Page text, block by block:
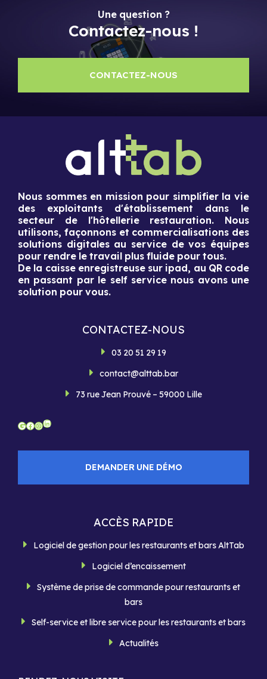
Une question ?
Contactez-nous !
CONTACTEZ-NOUS
Nous sommes en mission pour simplifier la vie
des exploitants d'établissement dans le
secteur de l'hôtellerie restauration. Nous
utilisons, façonnons et commercialisations des
solutions digitales au service de vos équipes
pour rendre le travail plus fluide pour tous.
De la caisse enregistreuse sur ipad, au QR code
en passant par le self service nous avons une
solution pour vous.
CONTACTEZ-NOUS
03 20 51 29 19
contact@alttab.bar
73 rue Jean Prouvé – 59000 Lille
Google
Facebook
Instagram
LinkedIn
DEMANDER UNE DÉMO
ACCÈS RAPIDE
Logiciel de gestion pour les restaurants et bars AltTab
Logiciel d’encaissement
Système de prise de commande pour restaurants et
bars
Self-service et libre service pour les restaurants et bars
Actualités